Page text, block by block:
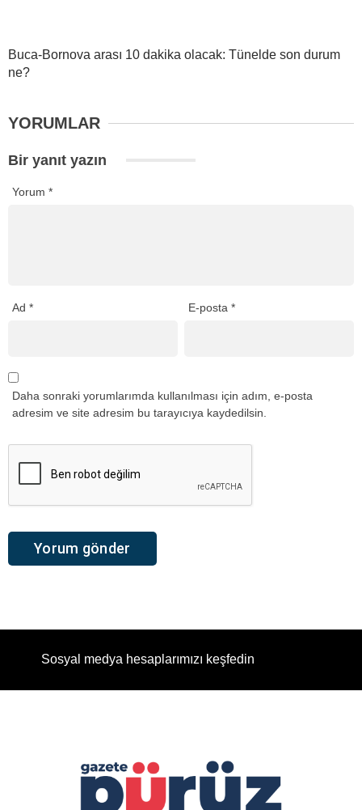
Buca-Bornova arası 10 dakika olacak: Tünelde son durum
ne?
YORUMLAR
Bir yanıt yazın
Yorum *
Ad * E-posta*
Daha sonraki yorumlarımda kullanılması için adım, e-posta
adresim ve site adresim bu tarayıcıya kaydedilsin.
Sosyal medya hesaplarımızı keşfedin